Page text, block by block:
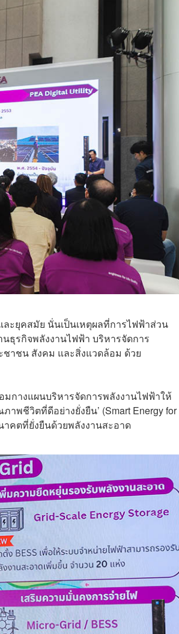
ะยุคสมัย นั่นเป็นเหตุผลที่การไฟฟ้าส่วน
ธุรกิจพลังงานไฟฟ้า บริหารจัดการ
าชน สังคม และสิ่งแวดล้อม ด้วย
กางแผนบริหารจัดการพลังงานไฟฟ้าให้
พชีวิตที่ดีอย่างยั่งยืน’ (Smart Energy for
าคตที่ยั่งยืนด้วยพลังงานสะอาด